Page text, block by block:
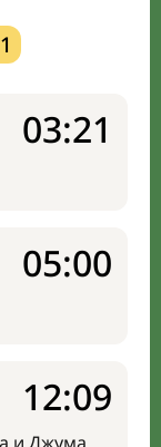
03:21
05:00
12:09